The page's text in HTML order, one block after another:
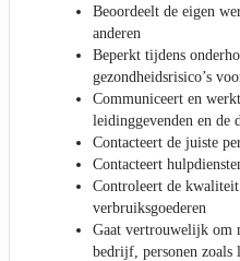
Beoordeelt de eigen
anderen
Beperkt tijdens
gezondheidsrisico’s
Communiceert en
leidinggevenden en de
Contacteert de juiste
Contacteert
Controleert de
verbruiksgoederen
Gaat vertrouwelijk om
bedrijf, personen zoals